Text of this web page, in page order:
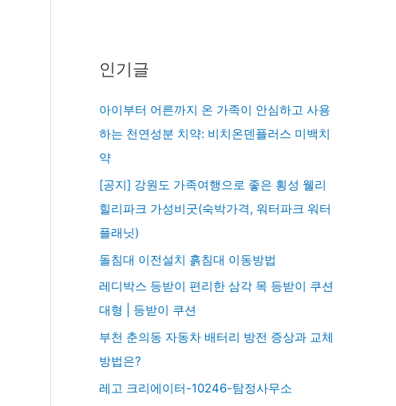
인기글
아이부터 어른까지 온 가족이 안심하고 사용
하는 천연성분 치약: 비치온덴플러스 미백치
약
[공지] 강원도 가족여행으로 좋은 횡성 웰리
힐리파크 가성비굿(숙박가격, 워터파크 워터
플래닛)
돌침대 이전설치 흙침대 이동방법
레디박스 등받이 편리한 삼각 목 등받이 쿠션
대형 | 등받이 쿠션
부천 춘의동 자동차 배터리 방전 증상과 교체
방법은?
레고 크리에이터-10246-탐정사무소